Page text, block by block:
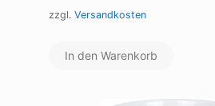
zzgl. Versandkosten
In den Warenkorb